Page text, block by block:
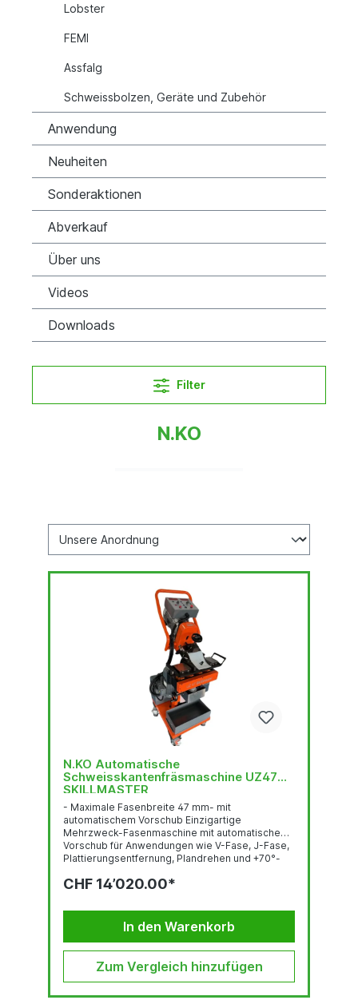
Lobster
FEMI
Assfalg
Schweissbolzen, Geräte und Zubehör
Anwendung
Neuheiten
Sonderaktionen
Abverkauf
Über uns
Videos
Downloads
Filter
N.KO
N.KO Automatische
Schweisskantenfräsmaschine UZ47
SKILLMASTER
- Maximale Fasenbreite 47 mm- mit
automatischem Vorschub Einzigartige
Mehrzweck-Fasenmaschine mit automatischem
Vorschub für Anwendungen wie V-Fase, J-Fase,
Plattierungsentfernung, Plandrehen und +70°-
Baustählen, einschließlich höherfester Stähle,
bearbeitender Materialien wie Hardox oder
Domex.Automatisches
Werkstückspannsystem.Stufenlos einstellbare
einstellbare
Maschinenvorschubgeschwindigkeit.2
eingebaute...
CHF 14’020.00*
In den Warenkorb
Zum Vergleich hinzufügen